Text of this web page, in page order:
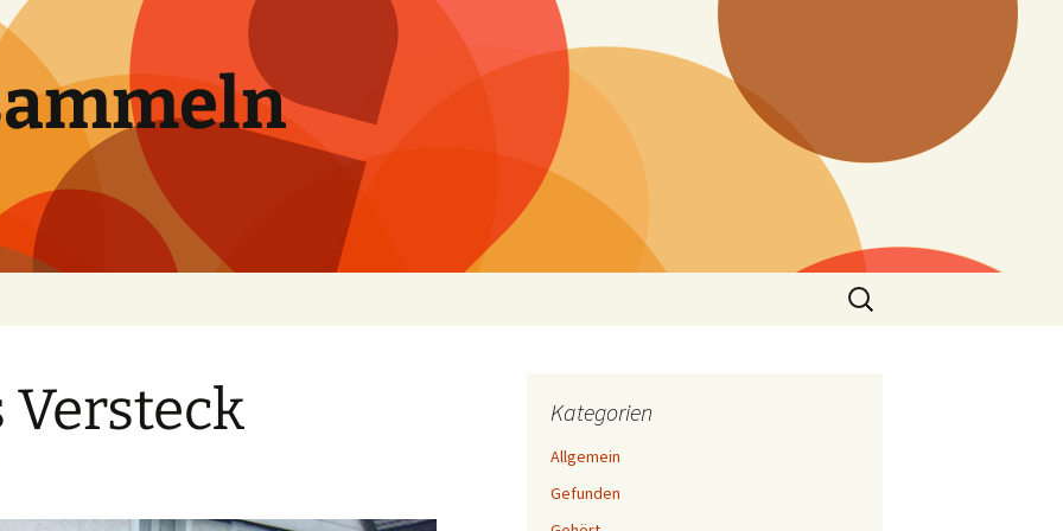
Suchen
nach:
Versteck Kategorien
Allgemein
Gefunden